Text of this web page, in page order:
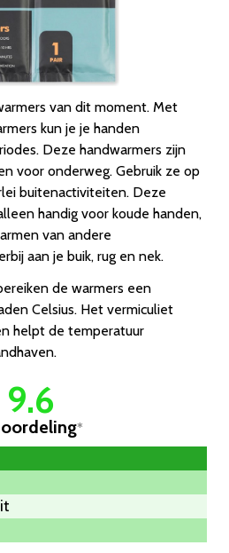
van dit moment. Met
kun je je handen
Deze handwarmers zijn
voor onderweg. Gebruik ze op
buitenactiviteiten. Deze
handig voor koude handen,
van andere
aan je buik, rug en nek.
de warmers een
Celsius. Het vermiculiet
helpt de temperatuur
9.6
*